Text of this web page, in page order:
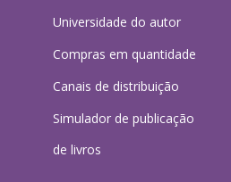
Universidade do autor
Compras em quantidade
Canais de distribuição
Simulador de publicação
de livros